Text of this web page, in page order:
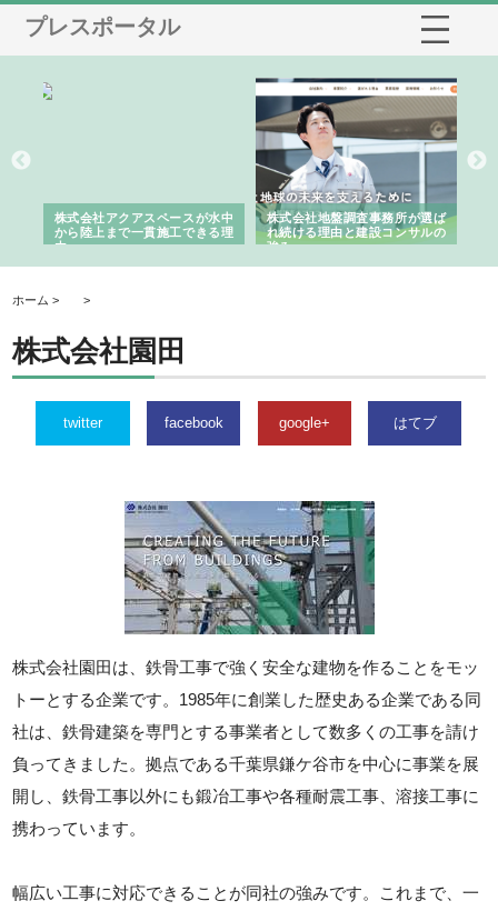
プレスポータル
株式会社アクアスペースが水中
から陸上まで一貫施工できる理
由
株式会社地盤調査事務所が選ば
れ続ける理由と建設コンサルの
強み
ホーム > >
株式会社園田
twitter facebook google+ はてブ
株式会社園田は、鉄骨工事で強く安全な建物を作ることをモッ
トーとする企業です。1985年に創業した歴史ある企業である同
社は、鉄骨建築を専門とする事業者として数多くの工事を請け
負ってきました。拠点である千葉県鎌ケ谷市を中心に事業を展
開し、鉄骨工事以外にも鍛冶工事や各種耐震工事、溶接工事に
携わっています。
幅広い工事に対応できることが同社の強みです。これまで、一